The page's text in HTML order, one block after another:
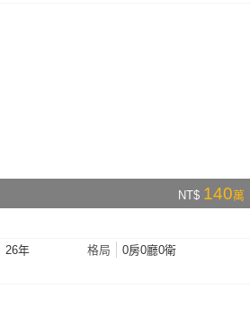
NT$ 140萬
26年 格局
0房0廳0衛